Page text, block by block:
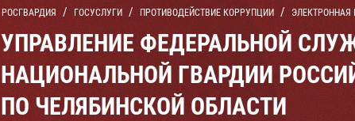
РОСГВАРДИЯ ГОСУСЛУГИ ПРОТИВОДЕЙСТВИЕ КОРРУПЦИИ ЭЛЕКТРОННАЯ
УПРАВЛЕНИЕ ФЕДЕРАЛЬНОЙ
НАЦИОНАЛЬНОЙ ГВАРДИИ
ПО ЧЕЛЯБИНСКОЙ ОБЛАСТИ